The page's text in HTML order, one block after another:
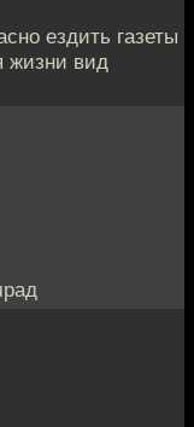
ездить газеты
жизни вид